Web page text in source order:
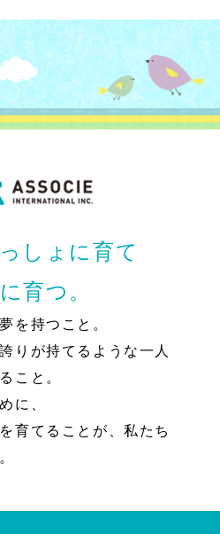
しょに育て
育つ。
を持つこと。
りが持てるような一人
こと。
に、
育てることが、私たち